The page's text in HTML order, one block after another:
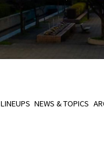
LINEUPS NEWS & TOPICS